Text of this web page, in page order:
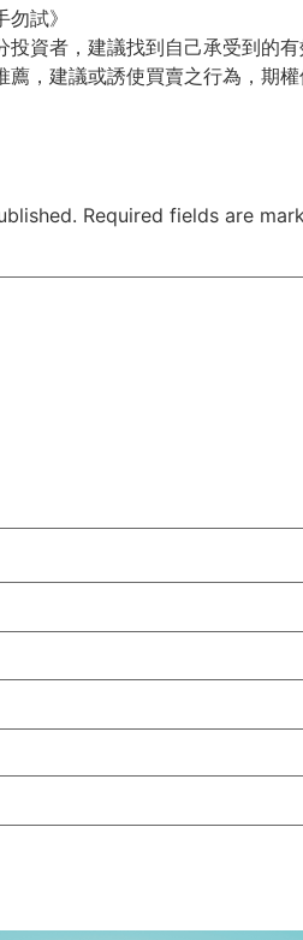
試》
資者，建議找到自己承受到的有
薦，建議或誘使買賣之行為，期
Required fields are